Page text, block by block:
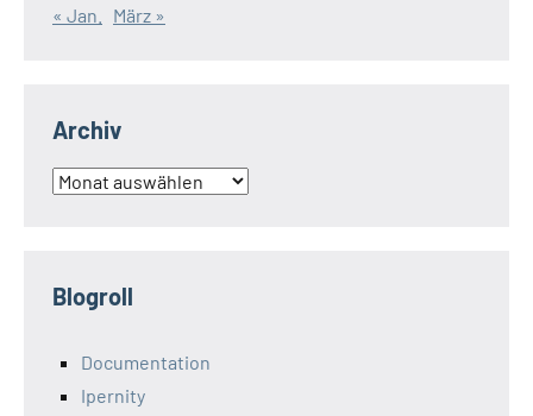
« Jan. März »
Archiv
Archiv
Blogroll
Documentation
Ipernity